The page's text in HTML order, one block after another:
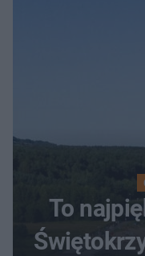
To